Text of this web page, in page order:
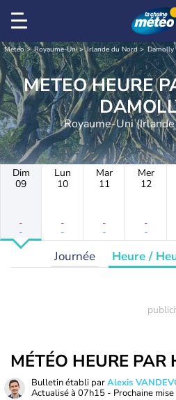
Météo Royaume-Uni Irlande du Nord Damolly
METEO HEURE
Royaume-Uni
Dim
09
-
-
Lun
10
-
-
Mar
11
-
-
Mer
12
-
-
Journée Heure /
MÉTÉO HEURE PAR
Bulletin établi parAlexis
Actualisé à 07h15 - Prochaine mise